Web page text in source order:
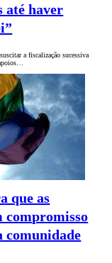
até haver
a fiscalização sucessiva
que as
compromisso
comunidade